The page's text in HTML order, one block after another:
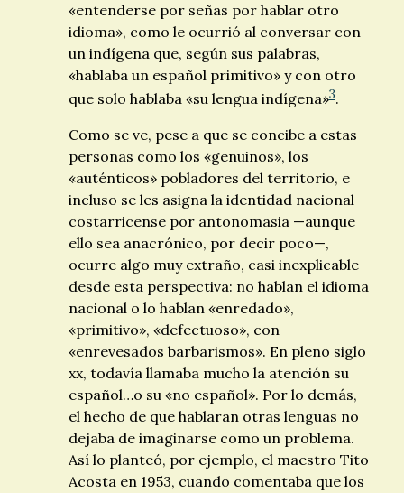
«entenderse por señas por hablar otro
idioma», como le ocurrió al conversar con
un indígena que, según sus palabras,
«hablaba un español primitivo» y con otro
que solo hablaba «su lengua indígena»3.
Como se ve, pese a que se concibe a estas
personas como los «genuinos», los
«auténticos» pobladores del territorio, e
incluso se les asigna la identidad nacional
costarricense por antonomasia —aunque
ello sea anacrónico, por decir poco—,
ocurre algo muy extraño, casi inexplicable
desde esta perspectiva: no hablan el idioma
nacional o lo hablan «enredado»,
«primitivo», «defectuoso», con
«enrevesados barbarismos». En pleno siglo
xx, todavía llamaba mucho la atención su
español…o su «no español». Por lo demás,
el hecho de que hablaran otras lenguas no
dejaba de imaginarse como un problema.
Así lo planteó, por ejemplo, el maestro Tito
Acosta en 1953, cuando comentaba que los